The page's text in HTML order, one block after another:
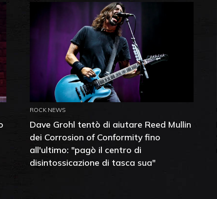
ROCK NEWS
Dave Grohl tentò di aiutare Reed Mullin
dei Corrosion of Conformity fino
all'ultimo: "pagò il centro di
disintossicazione di tasca sua"